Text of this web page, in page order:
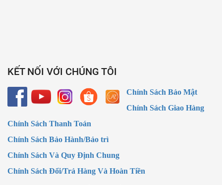
KẾT NỐI VỚI CHÚNG TÔI
Chính Sách Bảo Mật
Chính Sách Giao Hàng
Chính Sách Thanh Toán
Chính Sách Bảo Hành/Bảo trì
Chính Sách Và Quy Định Chung
Chính Sách Đổi/Trả Hàng Và Hoàn Tiền